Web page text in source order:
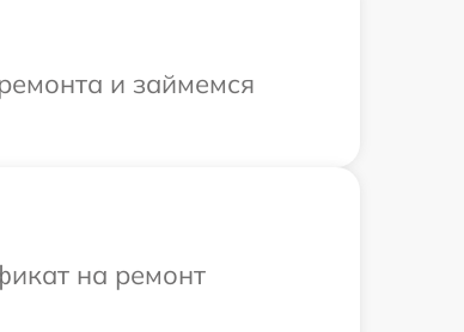
и займемся
на ремонт